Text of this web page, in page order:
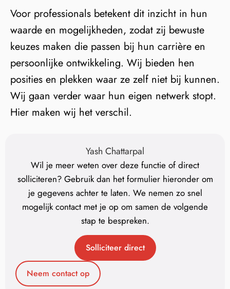
Voor professionals betekent dit inzicht in hun
waarde en mogelijkheden, zodat zij bewuste
keuzes maken die passen bij hun carrière en
persoonlijke ontwikkeling. Wij bieden hen
posities en plekken waar ze zelf niet bij kunnen.
Wij gaan verder waar hun eigen netwerk stopt.
Hier maken wij het verschil.
Yash Chattarpal
Wil je meer weten over deze functie of direct
solliciteren? Gebruik dan het formulier hieronder om
je gegevens achter te laten. We nemen zo snel
mogelijk contact met je op om samen de volgende
stap te bespreken.
Solliciteer direct
Neem contact op